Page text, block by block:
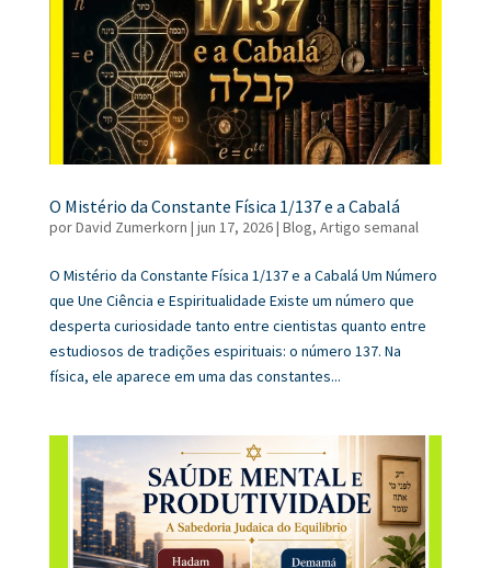
O Mistério da Constante Física 1/137 e a Cabalá
porDavid Zumerkorn | jun 17, 2026| Blog, Artigo semanal
O Mistério da Constante Física 1/137 e a Cabalá Um Número
que Une Ciência e Espiritualidade Existe um número que
desperta curiosidade tanto entre cientistas quanto entre
estudiosos de tradições espirituais: o número 137. Na
física, ele aparece em uma das constantes...